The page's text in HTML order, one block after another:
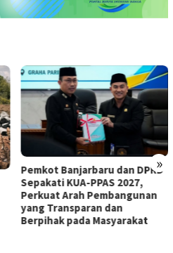
»
Pemkot Banjarbaru dan DPRD
Sepakati KUA-PPAS 2027,
Perkuat Arah Pembangunan
yang Transparan dan
Berpihak pada Masyarakat